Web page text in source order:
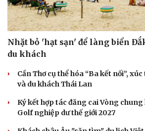
Du lịch
Tư vấn
Săn Tour
check-in
Podcast
Đọc
Cửa sổ
Hạt
Nhặt bỏ 'hạt sạn' để làng biển
du khách
Cần Thơ cụ thể hóa “Ba kết nối”,
và du khách Thái Lan
Ký kết hợp tác đăng cai Vòng
Golf nghiệp dư thế giới 2027